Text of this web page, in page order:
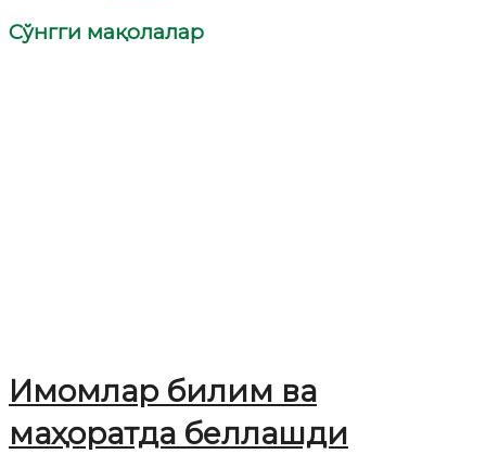
Сўнгги мақолалар
Имомлар билим ва
маҳоратда беллашди